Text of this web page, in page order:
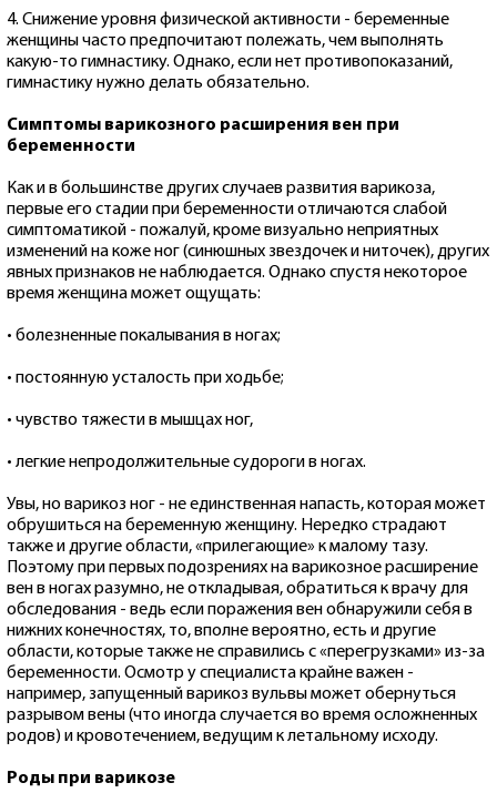
4. Снижение уровня физической активности - беременные
женщины часто предпочитают полежать, чем выполнять
какую-то гимнастику. Однако, если нет противопоказаний,
гимнастику нужно делать обязательно.
Симптомы варикозного расширения вен при
беременности
Как и в большинстве других случаев развития варикоза,
первые его стадии при беременности отличаются слабой
симптоматикой - пожалуй, кроме визуально неприятных
изменений на коже ног (синюшных звездочек и ниточек), других
явных признаков не наблюдается. Однако спустя некоторое
время женщина может ощущать:
• болезненные покалывания в ногах;
• постоянную усталость при ходьбе;
• чувство тяжести в мышцах ног,
• легкие непродолжительные судороги в ногах.
Увы, но варикоз ног - не единственная напасть, которая может
обрушиться на беременную женщину. Нередко страдают
также и другие области, «прилегающие» к малому тазу.
Поэтому при первых подозрениях на варикозное расширение
вен в ногах разумно, не откладывая, обратиться к врачу для
обследования - ведь если поражения вен обнаружили себя в
нижних конечностях, то, вполне вероятно, есть и другие
области, которые также не справились с «перегрузками» из-за
беременности. Осмотр у специалиста крайне важен -
например, запущенный варикоз вульвы может обернуться
разрывом вены (что иногда случается во время осложненных
родов) и кровотечением, ведущим к летальному исходу.
Роды при варикозе